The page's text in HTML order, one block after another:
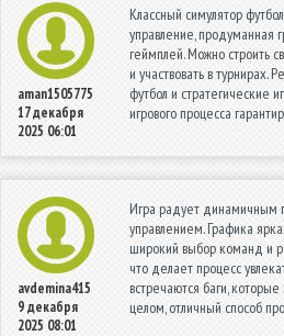
aman1505775
17 декабря
2025 06:01
Классный симулятор
управление, продуманная
геймплей. Можно строить
и участвовать в турнирах.
футбол и стратегические
игрового процесса
avdemina415
9 декабря
2025 08:01
Игра радует динамичным
управлением. Графика
широкий выбор команд и
что делает процесс
встречаются баги,
целом, отличный способ